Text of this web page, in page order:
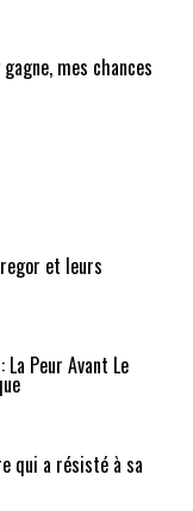
mes chances
et leurs
Peur Avant Le
qui a résisté à sa